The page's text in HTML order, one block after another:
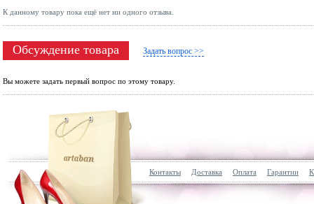
К данному товару пока ещё нет ни одного отзыва.
Обсуждение товара Задать вопрос >>
Вы можете задать первый вопрос по этому товару.
Контакты Доставка Оплата Гарантии